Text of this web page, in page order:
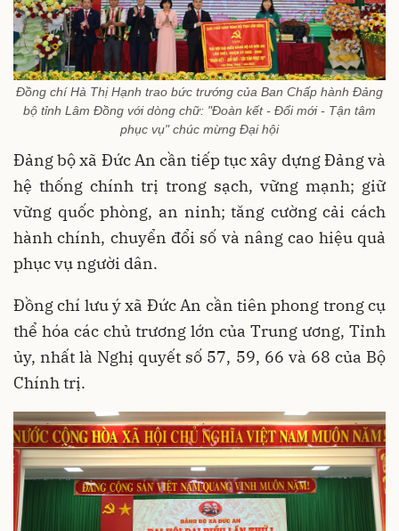
Đồng chí Hà Thị Hạnh trao bức trướng của Ban Chấp hành Đảng
bộ tỉnh Lâm Đồng với dòng chữ: "Đoàn kết - Đổi mới - Tận tâm
phục vụ" chúc mừng Đại hội
Đảng bộ xã Đức An cần tiếp tục xây dựng Đảng và
hệ thống chính trị trong sạch, vững mạnh; giữ
vững quốc phòng, an ninh; tăng cường cải cách
hành chính, chuyển đổi số và nâng cao hiệu quả
phục vụ người dân.
Đồng chí lưu ý xã Đức An cần tiên phong trong cụ
thể hóa các chủ trương lớn của Trung ương, Tỉnh
ủy, nhất là Nghị quyết số 57, 59, 66 và 68 của Bộ
Chính trị.